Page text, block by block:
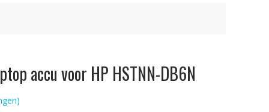
accu voor HP HSTNN-DB6N